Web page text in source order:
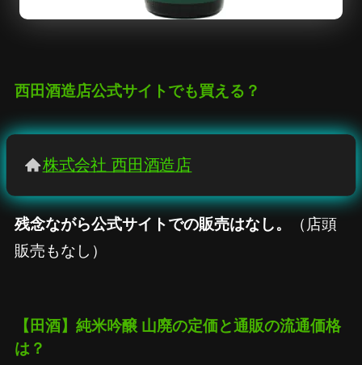
西田酒造店公式サイトでも買える？
株式会社 西田酒造店
残念ながら公式サイトでの販売はなし。
（店頭
販売もなし）
【田酒】純米吟醸 山廃の定価と通販の流通価格
は？